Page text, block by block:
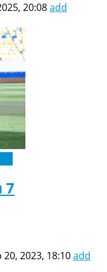
20:08add
7
20, 2023, 18:10add